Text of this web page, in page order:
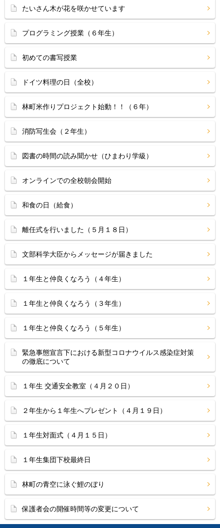
たいさん木が花を咲かせています
プログラミング授業（６年生）
初めての書写授業
ドイツ料理の日（全校）
林町米作りプロジェクト始動！！（６年）
消防写生会（２年生）
図書の時間の読み聞かせ（ひまわり学級）
オンラインでの全校朝会開始
和食の日（給食）
離任式を行いました（５月１８日）
文部科学大臣からメッセージが届きました
１年生と仲良くなろう（４年生）
１年生と仲良くなろう（３年生）
１年生と仲良くなろう（５年生）
緊急事態宣言下における新型コロナウイルス感染症対策
の徹底について
１年生 交通安全教室（４月２０日）
２年生から１年生へプレゼント（４月１９日）
１年生対面式（４月１５日）
１年生集団下校最終日
林町の青空に泳ぐ鯉のぼり
保護者会の開催時間等の変更について